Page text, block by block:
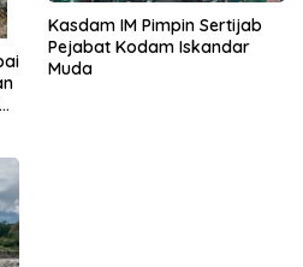
Kasdam IM Pimpin Sertijab
Pejabat Kodam Iskandar
Muda